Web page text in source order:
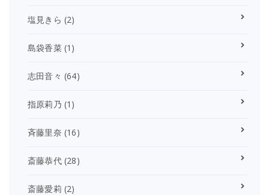
塩見きら (2)
島袋香菜(1)
志田音々 (64)
指原莉乃 (1)
斉藤里奈 (16)
斎藤恭代(28)
斎藤愛莉 (2)